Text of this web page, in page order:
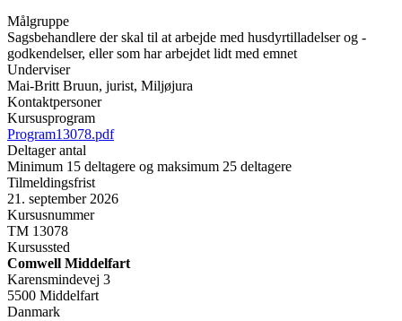
Målgruppe
Sagsbehandlere der skal til at arbejde med husdyrtilladelser og -
godkendelser, eller som har arbejdet lidt med emnet
Underviser
Mai-Britt Bruun, jurist, Miljøjura
Kontaktpersoner
Kursusprogram
Program13078.pdf
Deltager antal
Minimum 15 deltagere og maksimum 25 deltagere
Tilmeldingsfrist
21. september 2026
Kursusnummer
TM 13078
Kursussted
Comwell Middelfart
Karensmindevej 3
5500 Middelfart
Danmark